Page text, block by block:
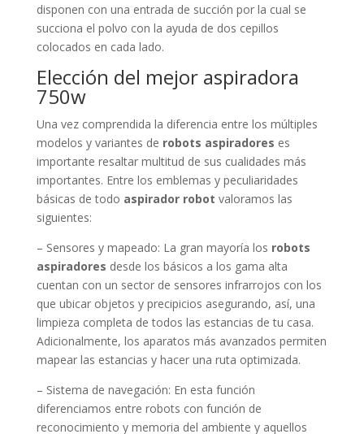
disponen con una entrada de succión por la cual se
succiona el polvo con la ayuda de dos cepillos
colocados en cada lado.
Elección del mejor aspiradora
750w
Una vez comprendida la diferencia entre los múltiples
modelos y variantes de robots aspiradores es
importante resaltar multitud de sus cualidades más
importantes. Entre los emblemas y peculiaridades
básicas de todo aspirador robot valoramos las
siguientes:
– Sensores y mapeado: La gran mayoría los robots
aspiradores desde los básicos a los gama alta
cuentan con un sector de sensores infrarrojos con los
que ubicar objetos y precipicios asegurando, así, una
limpieza completa de todos las estancias de tu casa.
Adicionalmente, los aparatos más avanzados permiten
mapear las estancias y hacer una ruta optimizada.
– Sistema de navegación: En esta función
diferenciamos entre robots con función de
reconocimiento y memoria del ambiente y aquellos